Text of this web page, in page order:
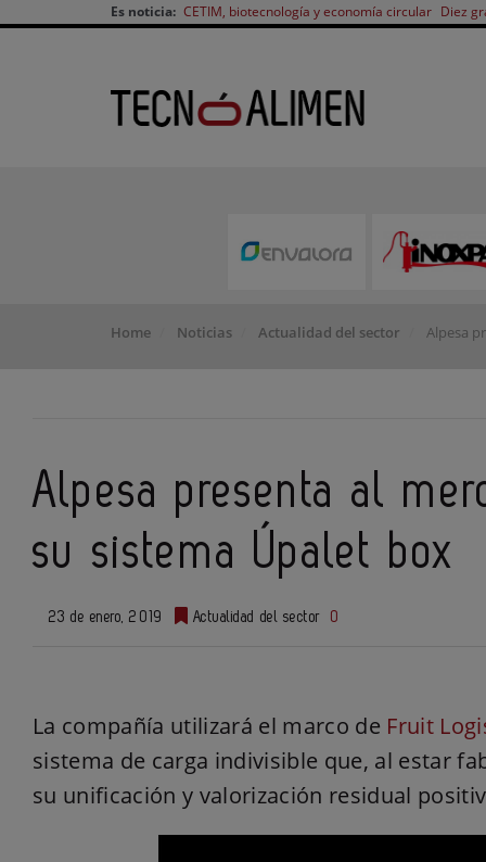
Es noticia: CETIM, biotecnología y economía circular Diez
Home Noticias Actualidad del sector Alpesa
Alpesa presenta al
su sistema Úpalet box
23 de enero, 2019 Actualidad del sector 0
La compañía utilizará el marco de Fruit
sistema de carga indivisible que, al estar
su unificación y valorización residual